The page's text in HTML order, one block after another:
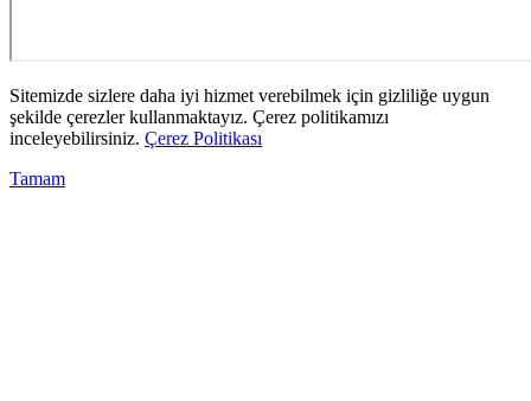
Sitemizde sizlere daha iyi hizmet verebilmek için gizliliğe uygun
şekilde çerezler kullanmaktayız. Çerez politikamızı
inceleyebilirsiniz. Çerez Politikası
Tamam